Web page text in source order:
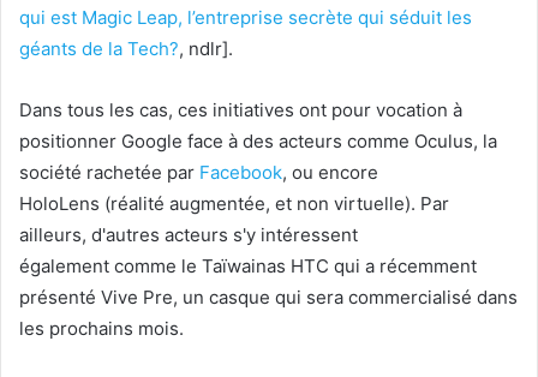
qui est Magic Leap, l’entreprise secrète qui séduit les
géants de la Tech?, ndlr].
Dans tous les cas, ces initiatives ont pour vocation à
positionner Google face à des acteurs comme Oculus, la
société rachetée par Facebook, ou encore
HoloLens (réalité augmentée, et non virtuelle). Par
ailleurs, d'autres acteurs s'y intéressent
également comme le Taïwainas HTC qui a récemment
présenté Vive Pre, un casque qui sera commercialisé dans
les prochains mois.